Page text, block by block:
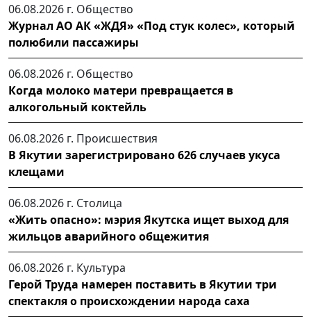
06.08.2026 г. Общество
Журнал АО АК «ЖДЯ» «Под стук колес», который
полюбили пассажиры
06.08.2026 г. Общество
Когда молоко матери превращается в
алкогольный коктейль
06.08.2026 г. Происшествия
В Якутии зарегистрировано 626 случаев укуса
клещами
06.08.2026 г. Столица
«Жить опасно»: мэрия Якутска ищет выход для
жильцов аварийного общежития
06.08.2026 г. Культура
Герой Труда намерен поставить в Якутии три
спектакля о происхождении народа саха